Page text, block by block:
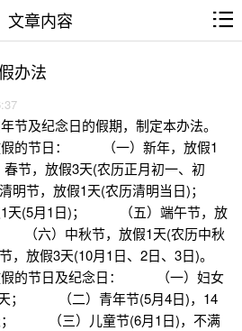
文章内容
办法
及纪念日的假期，制定本办法。
的节日： （一）新年，放假1
，放假3天(农历正月初一、初
节，放假1天(农历清明当日)；
天(5月1日)； （五）端午节，放
六）中秋节，放假1天(农历中秋
假3天(10月1日、2日、3日)。
的节日及纪念日： （一）妇女
天； （二）青年节(5月4日)，14
； （三）儿童节(6月1日)，不满